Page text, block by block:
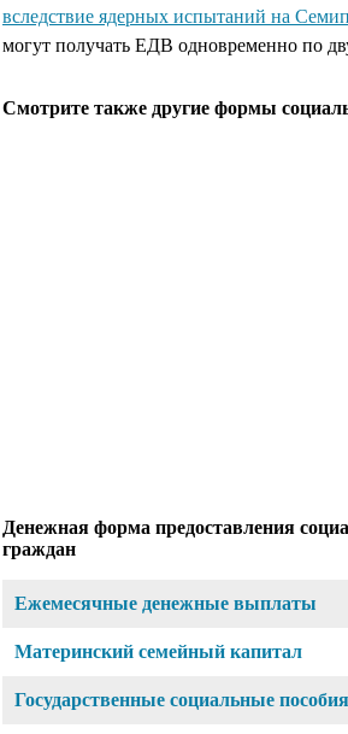
вследствие ядерных испытаний на
могут получать ЕДВ одновременно по
Смотрите также другие формы
Денежная форма предоставления
граждан
Ежемесячные денежные выплаты
Материнский семейный капитал
Государственные социальные пособия